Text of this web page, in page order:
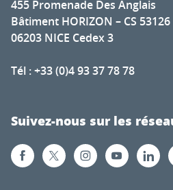
455 Promenade Des Anglais
Bâtiment HORIZON – CS 53126
06203 NICE Cedex 3
Tél : +33 (0)4 93 37 78 78
Suivez-nous sur les